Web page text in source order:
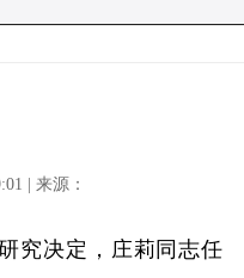
| 来源：
究决定，庄莉同志任